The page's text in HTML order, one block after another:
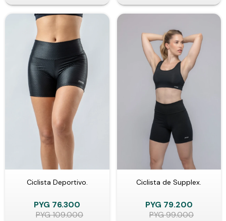
Ciclista Deportivo.
PYG 76.300
PYG109.000
Ciclista de Supplex.
PYG 79.200
PYG99.000